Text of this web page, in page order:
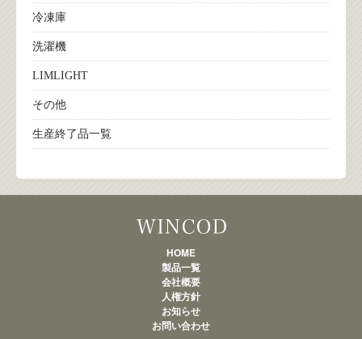
冷凍庫
洗濯機
LIMLIGHT
その他
生産終了品一覧
HOME
製品一覧
会社概要
人権方針
お知らせ
お問い合わせ